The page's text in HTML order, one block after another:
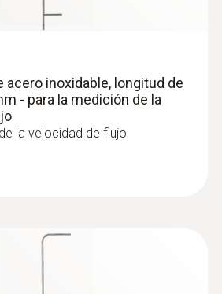
acero inoxidable, longitud de
- para la medición de la
la velocidad de flujo